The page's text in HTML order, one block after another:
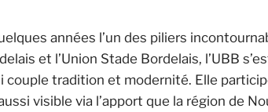
années l’un des piliers
et l’Union Stade Bordelais, l’UBB
tradition et modernité. Elle
visible via l’apport que la région de